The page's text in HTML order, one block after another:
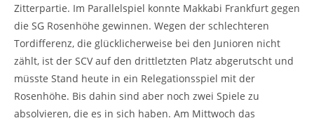
Zitterpartie. Im Parallelspiel konnte Makkabi Frankfurt gegen
die SG Rosenhöhe gewinnen. Wegen der schlechteren
Tordifferenz, die glücklicherweise bei den Junioren nicht
zählt, ist der SCV auf den drittletzten Platz abgerutscht und
müsste Stand heute in ein Relegationsspiel mit der
Rosenhöhe. Bis dahin sind aber noch zwei Spiele zu
absolvieren, die es in sich haben. Am Mittwoch das